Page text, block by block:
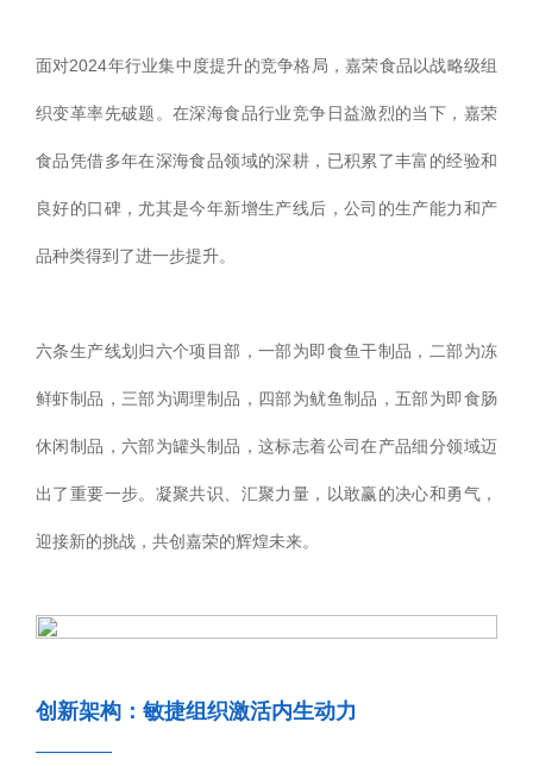
面对2024年行业集中度提升的竞争格局，嘉荣食品以战略级组
织变革率先破题。在深海食品行业竞争日益激烈的当下，嘉荣
食品凭借多年在深海食品领域的深耕，已积累了丰富的经验和
良好的口碑，尤其是今年新增生产线后，公司的生产能力和产
品种类得到了进一步提升。
六条生产线划归六个项目部，一部为即食鱼干制品，二部为冻
鲜虾制品，三部为调理制品，四部为鱿鱼制品，五部为即食肠
休闲制品，六部为罐头制品，这标志着公司在产品细分领域迈
出了重要一步。凝聚共识、汇聚力量，以敢赢的决心和勇气，
迎接新的挑战，共创嘉荣的辉煌未来。
创新架构：敏捷组织激活内生动力
————